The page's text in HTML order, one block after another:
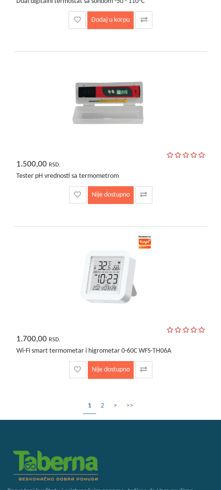
Dodaj u korpu
1.500,00 RSD.
Tester pH vrednosti sa termometrom
Nije dostupno
1.700,00 RSD.
Wi-Fi smart termometar i higrometar 0-60C WFS-TH06A
Nije dostupno
1 2 > >>